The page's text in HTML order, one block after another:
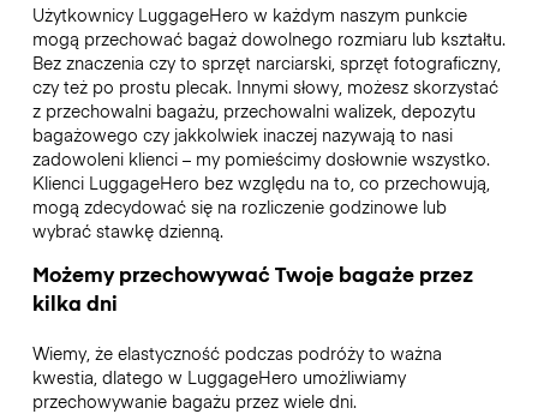
Użytkownicy LuggageHero w każdym naszym punkcie
mogą przechować bagaż dowolnego rozmiaru lub kształtu.
Bez znaczenia czy to sprzęt narciarski, sprzęt fotograficzny,
czy też po prostu plecak. Innymi słowy, możesz skorzystać
z przechowalni bagażu, przechowalni walizek, depozytu
bagażowego czy jakkolwiek inaczej nazywają to nasi
zadowoleni klienci – my pomieścimy dosłownie wszystko.
Klienci LuggageHero bez względu na to, co przechowują,
mogą zdecydować się na rozliczenie godzinowe lub
wybrać stawkę dzienną.
Możemy przechowywać Twoje bagaże przez
kilka dni
Wiemy, że elastyczność podczas podróży to ważna
kwestia, dlatego w LuggageHero umożliwiamy
przechowywanie bagażu przez wiele dni.